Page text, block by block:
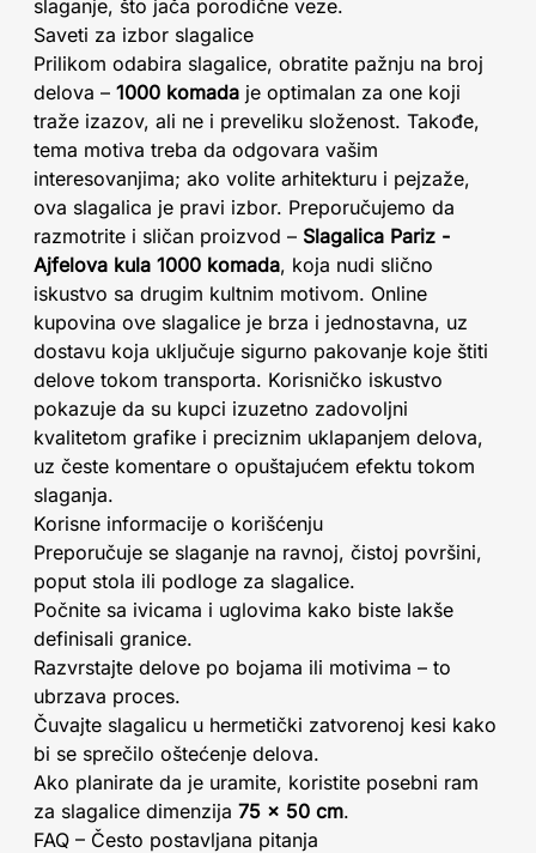
slaganje, što jača porodične veze.
Saveti za izbor slagalice
Prilikom odabira slagalice, obratite pažnju na broj
delova – 1000 komada je optimalan za one koji
traže izazov, ali ne i preveliku složenost. Takođe,
tema motiva treba da odgovara vašim
interesovanjima; ako volite arhitekturu i pejzaže,
ova slagalica je pravi izbor. Preporučujemo da
razmotrite i sličan proizvod – Slagalica Pariz -
Ajfelova kula 1000 komada, koja nudi slično
iskustvo sa drugim kultnim motivom. Online
kupovina ove slagalice je brza i jednostavna, uz
dostavu koja uključuje sigurno pakovanje koje štiti
delove tokom transporta. Korisničko iskustvo
pokazuje da su kupci izuzetno zadovoljni
kvalitetom grafike i preciznim uklapanjem delova,
uz česte komentare o opuštajućem efektu tokom
slaganja.
Korisne informacije o korišćenju
Preporučuje se slaganje na ravnoj, čistoj površini,
poput stola ili podloge za slagalice.
Počnite sa ivicama i uglovima kako biste lakše
definisali granice.
Razvrstajte delove po bojama ili motivima – to
ubrzava proces.
Čuvajte slagalicu u hermetički zatvorenoj kesi kako
bi se sprečilo oštećenje delova.
Ako planirate da je uramite, koristite posebni ram
za slagalice dimenzija 75 x 50 cm.
FAQ – Često postavljana pitanja